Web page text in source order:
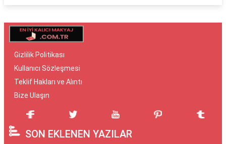
Gizlilik Politikası
Kullanıcı Sözleşmesi
Teklif Hakları ve Alıntı
Bize Ulaşın
SON EKLENEN YAZILAR